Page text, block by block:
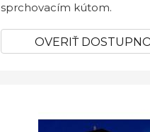
sprchovacím kútom.
OVERIŤ